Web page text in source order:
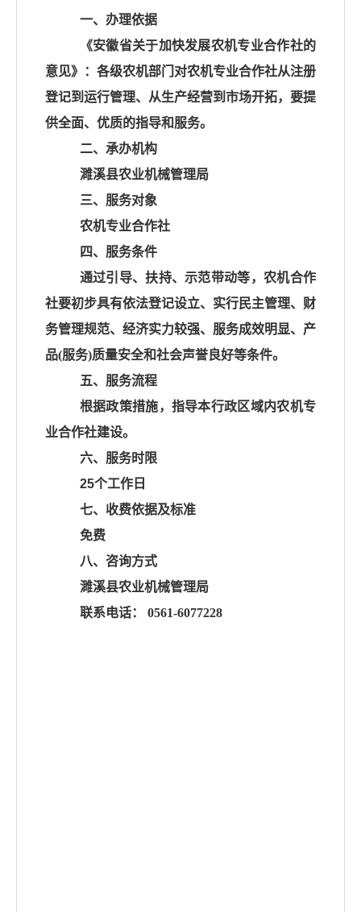
一、办理依据
《安徽省关于加快发展农机专业合作社的
意见》：各级农机部门对农机专业合作社从注册
登记到运行管理、从生产经营到市场开拓，要提
供全面、优质的指导和服务。
二、承办机构
濉溪县农业机械管理局
三、服务对象
农机专业合作社
四、服务条件
通过引导、扶持、示范带动等，农机合作
社要初步具有依法登记设立、实行民主管理、财
务管理规范、经济实力较强、服务成效明显、产
品(服务)质量安全和社会声誉良好等条件。
五、服务流程
根据政策措施，指导本行政区域内农机专
业合作社建设。
六、服务时限
25个工作日
七、收费依据及标准
免费
八、咨询方式
濉溪县农业机械管理局
联系电话：
0561-6077228